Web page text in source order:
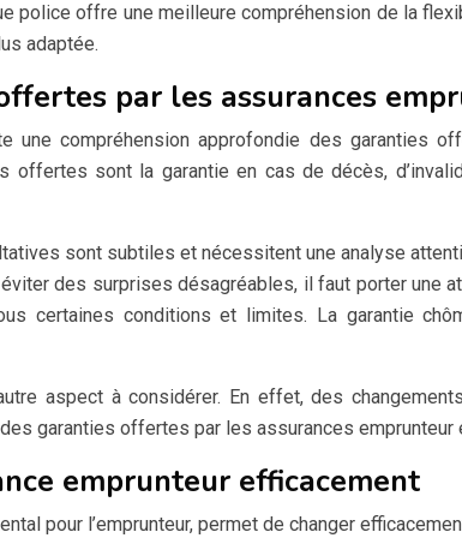
police offre une meilleure compréhension de la
adaptée.
par les assurances
une compréhension approfondie des garanties
sont la garantie en cas de décès,
sont subtiles et nécessitent une analyse
des surprises désagréables, il faut porter une
certaines conditions et limites. La garantie
aspect à considérer. En effet, des
garanties offertes par les assurances
emprunteur efficacement
pour l’emprunteur, permet de changer